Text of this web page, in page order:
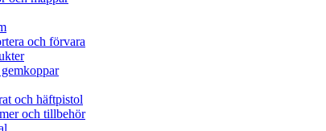
och förvara
och häftpistol
och tillbehör